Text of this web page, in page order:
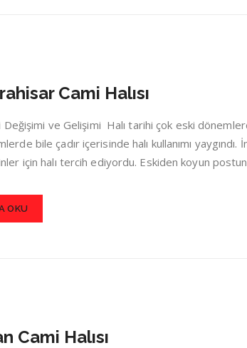
Cami Halısı
Değişimi ve Gelişimi Halı tarihi çok eski
bile çadır içerisinde halı kullanımı yaygındı.
için halı tercih ediyordu. Eskiden koyun
OKU
Cami Halısı